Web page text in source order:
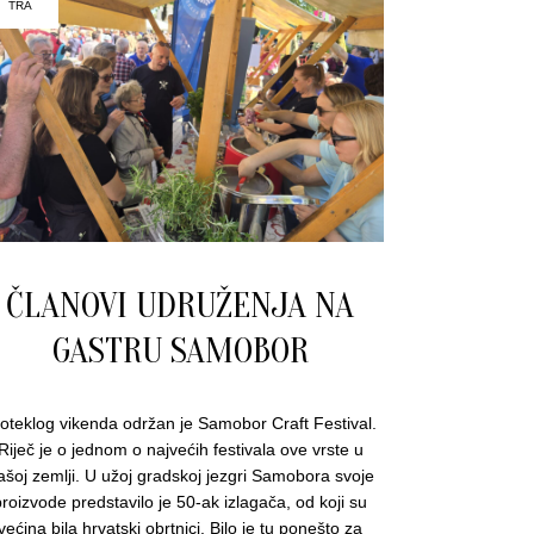
TRA
ČLANOVI UDRUŽENJA NA
GASTRU SAMOBOR
vikenda održan je Samobor Craft Festival.
je o jednom o najvećih festivala ove vrste u
zemlji. U užoj gradskoj jezgri Samobora svoje
predstavilo je 50-ak izlagača, od koji su
bila hrvatski obrtnici. Bilo je tu ponešto za